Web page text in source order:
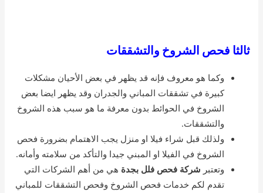
ثالثا فحص الشروخ والتشققات
وكما هو معروف فإنه قد يظهر في بعض الأحيان مشكلات
كبيرة في تشققات المباني والجدران وقد يظهر ايضا بعض
الشروخ في الحوائط بدون معرفة ما هو سبب هذه الشروخ
والتشققات.
ولذلك قبل شراء فيلا او منزل يجب الاهتمام بضرورة فحص
الشروخ في الفيلا او المبني جيدا والتأكد من سلامته وأمانه.
وتعتبر شركة فحص فلل بجدة هي من أهم الشركات التي
تقدم لكم خدمات فحص الشروخ وفحص التشققات للمباني